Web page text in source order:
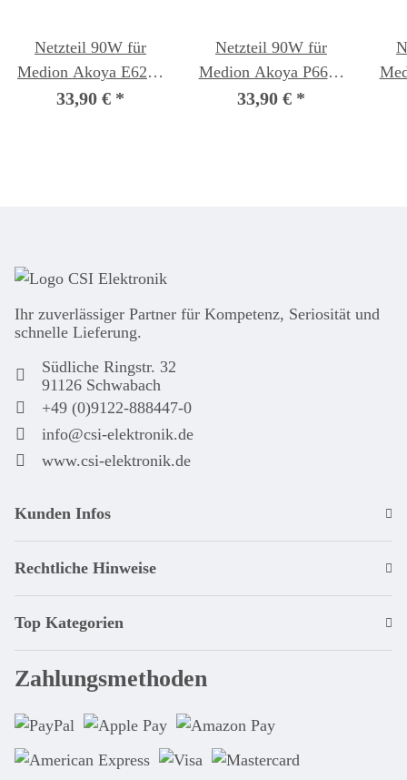
Netzteil 90W für
Medion Akoya E6214
(MD97545) Notebook
33,90 € *
Netzteil 90W für
Medion Akoya P6638
(MD99171) Notebook
33,90 € *
Ihr zuver­läs­siger Partner für Kom­pe­tenz, Seri­osi­tät und
schnel­le Lie­ferung.
Südliche Ringstr. 32
91126 Schwabach
+49 (0)9122-888447-0
info@csi-elektronik.de
www.csi-elektronik.de
Kunden Infos
Rechtliche Hinweise
Top Kategorien
Zahlungsmethoden